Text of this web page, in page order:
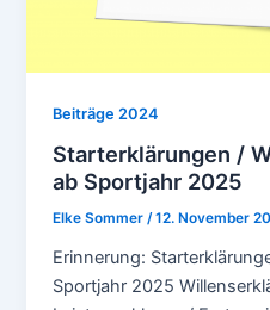
Beiträge 2024
Starterklärungen /
ab Sportjahr 2025
Elke Sommer/12. November
Erinnerung:
Sportjahr 2025